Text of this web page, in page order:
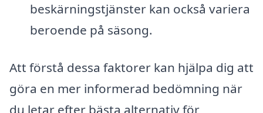
beskärningstjänster kan också variera
beroende på säsong.
Att förstå dessa faktorer kan hjälpa dig att
göra en mer informerad bedömning när
du letar efter bästa alternativ för